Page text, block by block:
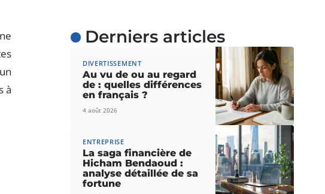
à
Derniers articles
DIVERTISSEMENT
Au vu de ou au regard
de : quelles différences
en français ?
4 août 2026
ENTREPRISE
La saga financière de
Hicham Bendaoud :
analyse détaillée de sa
fortune